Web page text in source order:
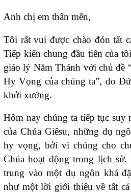
Anh chị em thân mến,
Tôi rất vui được chào đón tất
Tiếp kiến ​​chung đầu tiên của
giáo lý Năm Thánh với chủ đề
Hy Vọng của chúng ta”, do
khởi xướng.
Hôm nay chúng ta tiếp tục suy
của Chúa Giêsu, những dụ
hy vọng, bởi vì chúng cho
Chúa hoạt động trong lịch
trung vào một dụ ngôn khá
như một lời giới thiệu về tất